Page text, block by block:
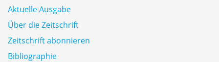
Aktuelle Ausgabe
Über die Zeitschrift
Zeitschrift abonnieren
Bibliographie